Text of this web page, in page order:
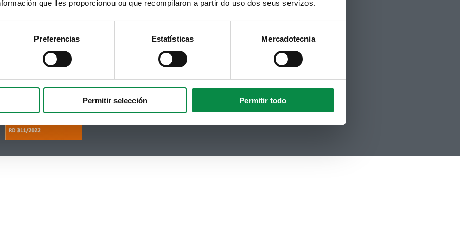
que lles proporcionou ou que recompilaron a partir do uso dos seus servizos.
Preferencias Estatísticas Mercadotecnia
Permitir selección Permitir todo
municipal en tu correo electrónico mediante una
Facebook
Telegram
RSS
Instagram
Aviso Legal
Contacto
Politicas de Cookies
Hemeroteca